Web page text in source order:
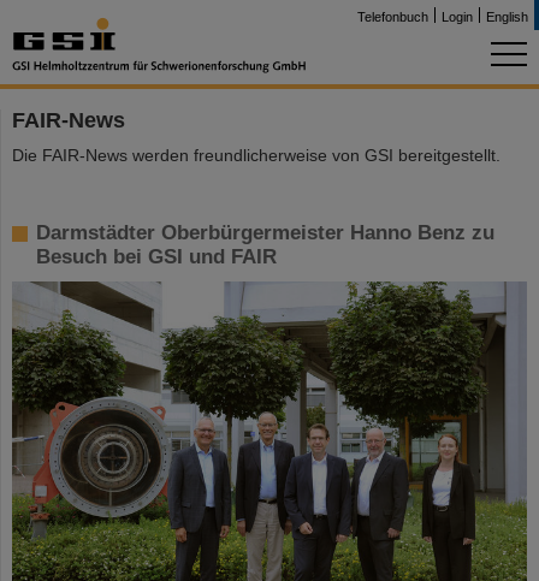
Telefonbuch Login English
FAIR-News
Die FAIR-News werden freundlicherweise von GSI bereitgestellt.
Darmstädter Oberbürgermeister Hanno Benz zu
Besuch bei GSI und FAIR